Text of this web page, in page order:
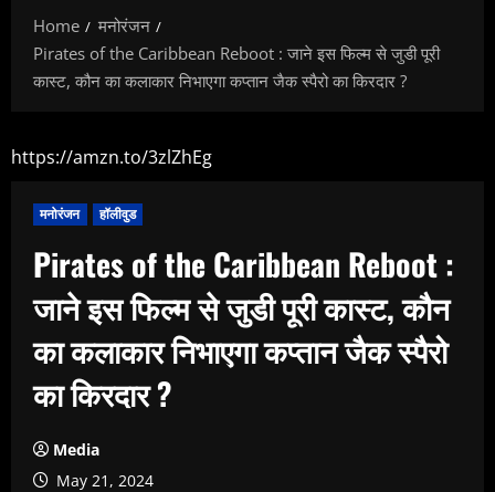
Home
मनोरंजन
Pirates of the Caribbean Reboot : जाने इस फिल्म से जुडी पूरी
कास्ट, कौन का कलाकार निभाएगा कप्तान जैक स्पैरो का किरदार ?
https://amzn.to/3zlZhEg
मनोरंजन हॉलीवुड
Pirates of the Caribbean Reboot :
जाने इस फिल्म से जुडी पूरी कास्ट, कौन
का कलाकार निभाएगा कप्तान जैक स्पैरो
का किरदार ?
Media
May 21, 2024